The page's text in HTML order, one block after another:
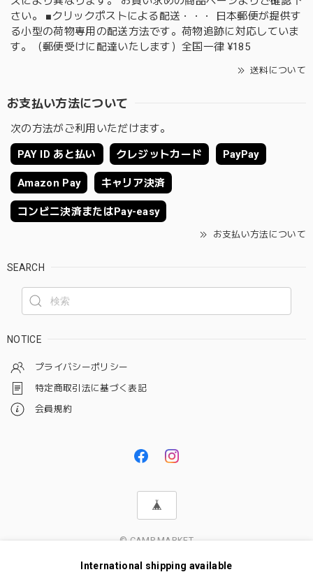
さい。 ■クリックポストによる配送・・・ 日本郵便が提供す
る小型の荷物専用の配送方法です。荷物追跡に対応していま
す。（郵便受けに配達いたします）全国一律 ¥185
送料について
お支払い方法について
次の方法がご利用いただけます。
PAY ID あと払い クレジットカード PayPay
Amazon Pay キャリア決済
コンビニ決済またはPay-easy
お支払い方法について
SEARCH
NOTICE
プライバシーポリシー
特定商取引法に基づく表記
会員規約
© CAMP MARKET
International shipping available